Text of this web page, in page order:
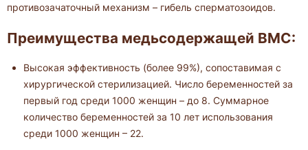
противозачаточный механизм – гибель сперматозоидов.
Преимущества медьсодержащей ВМС:
Высокая эффективность (более 99%), сопоставимая с
хирургической стерилизацией. Число беременностей за
первый год среди 1000 женщин – до 8. Суммарное
количество беременностей за 10 лет использования
среди 1000 женщин – 22.